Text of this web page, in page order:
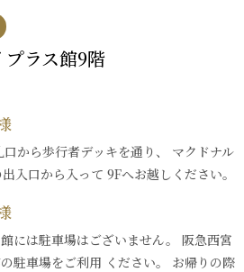
ラス館9階
から歩行者デッキを通り、 マクドナル
入口から入って 9Fへお越しください。
には駐車場はございません。 阪急西宮
駐車場をご利用 ください。 お帰りの際